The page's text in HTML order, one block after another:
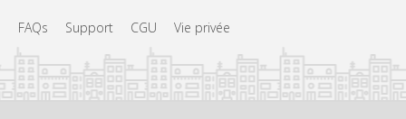
FAQs Support CGU Vie privée